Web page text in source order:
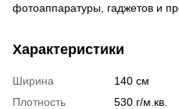
фотоаппаратуры, гаджетов и
Характеристики
Ширина
140 см
Плотность
530 г/м.кв.